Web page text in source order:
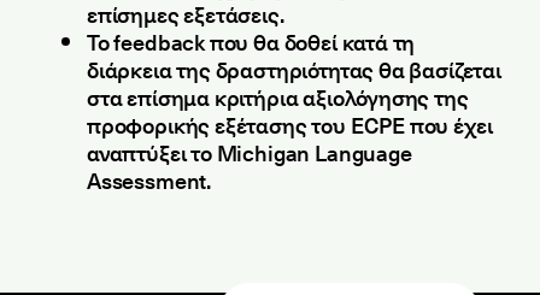
επίσημες εξετάσεις.
Το feedback που θα δοθεί κατά τη
διάρκεια της δραστηριότητας θα βασίζεται
στα επίσημα κριτήρια αξιολόγησης της
προφορικής εξέτασης του ECPE που έχει
αναπτύξει το Michigan Language
Assessment.